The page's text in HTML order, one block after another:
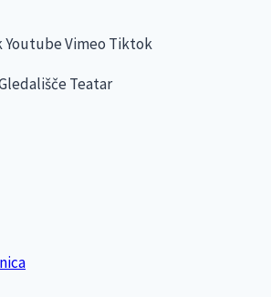
YoutubeVimeo Tiktok
Teatar